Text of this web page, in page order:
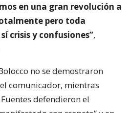
en una gran revolución a
pero toda
crisis y confusiones”,
no se demostraron
comunicador, mientras
defendieron el